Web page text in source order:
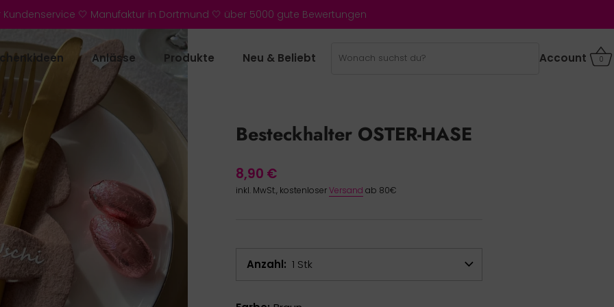
Kundenservice 🤍 Manufaktur in Dortmund 🤍 über 5000 gute Bewertungen
Anlässe Produkte Neu & Beliebt Account 0
Besteckhalter OSTER-HASE
8,90 €
inkl. MwSt., kostenloserVersand ab 80€
Anzahl 1 Stk